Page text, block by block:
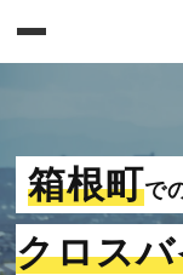
箱根町で
クロス